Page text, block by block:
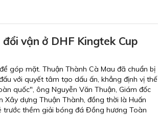
vận ở DHF Kingtek Cup
góp mặt. Thuận Thành Cà Mau đã chuẩn bị
với quyết tâm tạo dấu ấn, khẳng định vị thế
quốc", ông Nguyễn Văn Thuận, Giám đốc
dựng Thuận Thành, đồng thời là Huấn
trước thềm giải bóng đá Đồng hương Toàn